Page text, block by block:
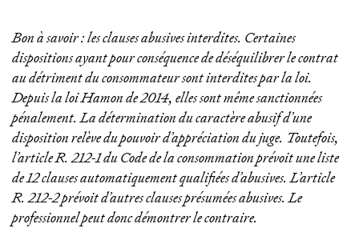
Bon à savoir : les clauses abusives interdites. Certaines
dispositions ayant pour conséquence de déséquilibrer le contrat
au détriment du consommateur sont interdites par la loi.
Depuis la loi Hamon de 2014, elles sont même sanctionnées
pénalement. La détermination du caractère abusif d’une
disposition relève du pouvoir d’appréciation du juge. Toutefois,
l’article R. 212-1 du Code de la consommation prévoit une liste
de 12 clauses automatiquement qualifiées d’abusives. L’article
R. 212-2 prévoit d’autres clauses présumées abusives. Le
professionnel peut donc démontrer le contraire.